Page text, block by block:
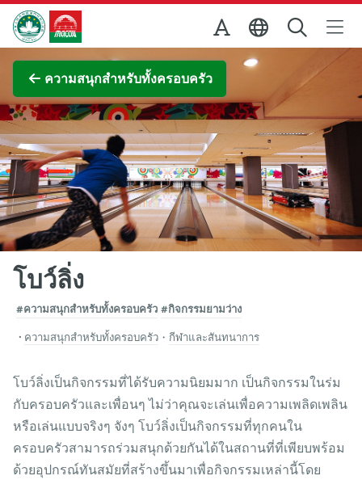
Skip to Main Content
สำนักงานการท่องเที่ยวของรัฐบาลมาเก๊า
ความสนุกสำหรับทั้งครอบครัว
ภาพขยาย
โบว์ลิ่ง
#ความสนุกสำหรับทั้งครอบครัว #กิจกรรมยามว่าง
ความสนุกสำหรับทั้งครอบครัว・ กีฬาและสันทนาการ
โบว์ลิ่งเป็นกิจกรรมที่ได้รับความนิยมมาก เป็นกิจกรรมในร่ม
กับครอบครัวและเพื่อนๆ ไม่ว่าคุณจะเล่นเพื่อความเพลิดเพลิน
หรือเล่นแบบจริงๆ จังๆ โบว์ลิ่งเป็นกิจกรรมที่ทุกคนใน
ครอบครัวสามารถร่วมสนุกด้วยกันได้ในสถานที่ที่เพียบพร้อม
ด้วยอุปกรณ์ทันสมัยที่สร้างขึ้นมาเพื่อกิจกรรมเหล่านี้โดย